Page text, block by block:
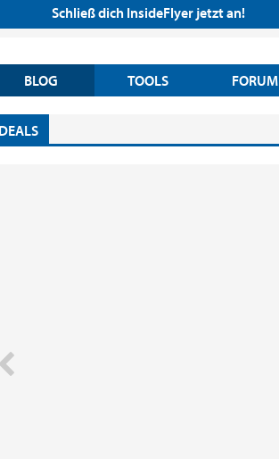
Schließ dich InsideFlyer jetzt an!
BLOG TOOLS FORUM
DEALS